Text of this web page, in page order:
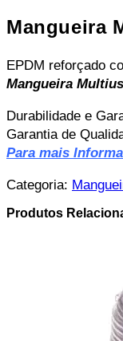
Mangueira
EPDM reforçado
Mangueira
Durabilidade e
Garantia de
Para mais
Categoria:
Produtos